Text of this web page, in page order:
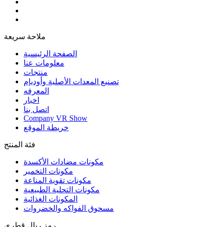
ملاحة سريعة
الصفحة الرئيسية
معلومات عنا
منتجات
تصنيع المعدات الأصلية وأوديإم
المعرفه
اخبار
اتصل بنا
Company VR Show
خريطة الموقع
فئة المنتج
مكونات مضادات الأكسدة
مكونات التخمير
مكونات تقوية المناعة
مكونات التحلية الطبيعية
المكونات الغذائية
مسحوق الفواكه والخضروات